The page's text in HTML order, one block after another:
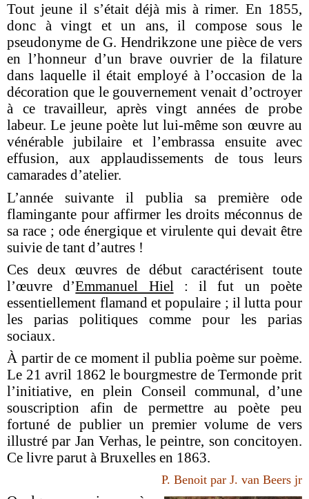
Tout jeune il s’était déjà mis à rimer. En 1855,
donc à vingt et un ans, il compose sous le
pseudonyme de G. Hendrikzone une pièce de vers
en l’honneur d’un brave ouvrier de la filature
dans laquelle il était employé à l’occasion de la
décoration que le gouvernement venait d’octroyer
à ce travailleur, après vingt années de probe
labeur. Le jeune poète lut lui-même son œuvre au
vénérable jubilaire et l’embrassa ensuite avec
effusion, aux applaudissements de tous leurs
camarades d’atelier.
L’année suivante il publia sa première ode
flamingante pour affirmer les droits méconnus de
sa race ; ode énergique et virulente qui devait être
suivie de tant d’autres !
Ces deux œuvres de début caractérisent toute
l’œuvre d’Emmanuel Hiel : il fut un poète
essentiellement flamand et populaire ; il lutta pour
les parias politiques comme pour les parias
sociaux.
À partir de ce moment il publia poème sur poème.
Le 21 avril 1862 le bourgmestre de Termonde prit
l’initiative, en plein Conseil communal, d’une
souscription afin de permettre au poète peu
fortuné de publier un premier volume de vers
illustré par Jan Verhas, le peintre, son concitoyen.
Ce livre parut à Bruxelles en 1863.
P. Benoit par J. van Beers jr